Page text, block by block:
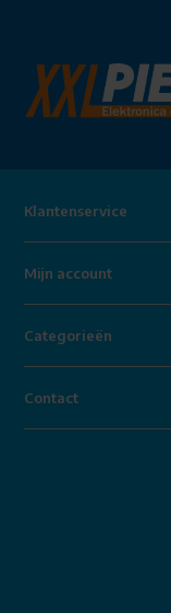
Klantenservice
Mijn account
Categorieën
Contact